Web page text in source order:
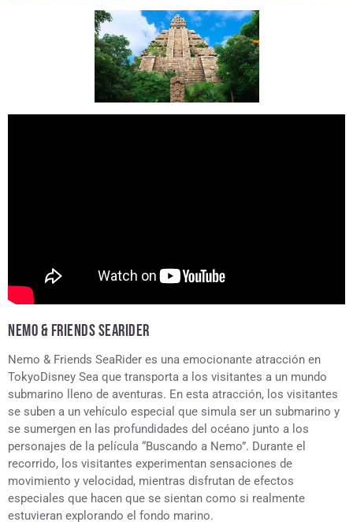
NEMO & FRIENDS SEARIDER
Nemo & Friends SeaRider es una emocionante atracción en
TokyoDisney Sea que transporta a los visitantes a un mundo
submarino lleno de aventuras. En esta atracción, los visitantes
se suben a un vehículo especial que simula ser un submarino y
se sumergen en las profundidades del océano junto a los
personajes de la película “Buscando a Nemo”. Durante el
recorrido, los visitantes experimentan sensaciones de
movimiento y velocidad, mientras disfrutan de efectos
especiales que hacen que se sientan como si realmente
estuvieran explorando el fondo marino.